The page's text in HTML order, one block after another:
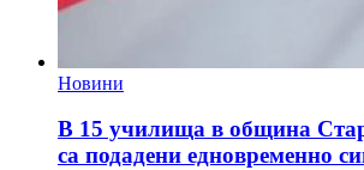
Новини
В 15 училища в община
са подадени едновременно